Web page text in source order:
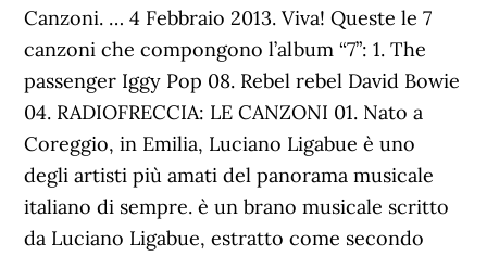
Canzoni. … 4 Febbraio 2013. Viva! Queste le 7
canzoni che compongono l’album “7”: 1. The
passenger Iggy Pop 08. Rebel rebel David Bowie
04. RADIOFRECCIA: LE CANZONI 01. Nato a
Coreggio, in Emilia, Luciano Ligabue è uno
degli artisti più amati del panorama musicale
italiano di sempre. è un brano musicale scritto
da Luciano Ligabue, estratto come secondo